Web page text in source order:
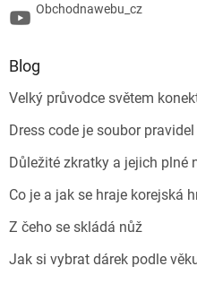
Obchodnawebu_cz
Blog
Velký průvodce světem
Dress code je soubor pravidel
Důležité zkratky a jejich plné
Co je a jak se hraje korejská
Z čeho se skládá nůž
Jak si vybrat dárek podle